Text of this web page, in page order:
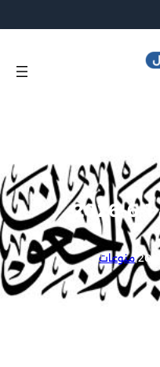
|منوعات